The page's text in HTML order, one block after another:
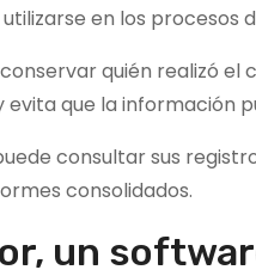
en los procesos
quién realizó el
que la información
consultar sus
consolidados.
un